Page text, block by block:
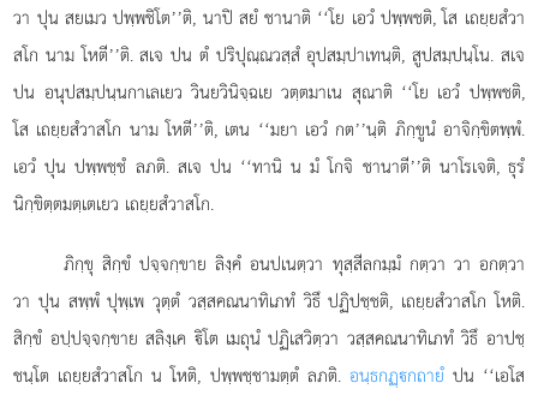
วา ปุน สยเมว ปพฺพชิโต’’ติ, นาปิ สยํ ชานาติ ‘‘โย เอวํ ปพฺพชติ, โส เถยฺยสํวา
สโก นาม โหตี’’ติ. สเจ ปน ตํ ปริปุณฺณวสฺสํ อุปสมฺปาเทนฺติ, สูปสมฺปนฺโน. สเจ
ปน อนุปสมฺปนฺนกาเลเยว วินยวินิจฺฉเย วตฺตมาเน สุณาติ ‘‘โย เอวํ ปพฺพชติ,
โส เถยฺยสํวาสโก นาม โหตี’’ติ, เตน ‘‘มยา เอวํ กต’’นฺติ ภิกฺขูนํ อาจิกฺขิตพฺพํ.
เอวํ ปุน ปพฺพชฺชํ ลภติ. สเจ ปน ‘‘ทานิ น มํ โกจิ ชานาตี’’ติ นาโรเจติ, ธุรํ
นิกฺขิตฺตมตฺเตเยว เถยฺยสํวาสโก.
ภิกฺขุ สิกฺขํ ปจฺจกฺขาย ลิงฺคํ อนปเนตฺวา ทุสฺสีลกมฺมํ กตฺวา วา อกตฺวา
วา ปุน สพฺพํ ปุพฺเพ วุตฺตํ วสฺสคณนาทิเภทํ วิธึ ปฏิปชฺชติ, เถยฺยสํวาสโก โหติ.
สิกฺขํ อปฺปจฺจกฺขาย สลิงฺเค ิโต เมถุนํ ปฏิเสวิตฺวา วสฺสคณนาทิเภทํ วิธึ อาปชฺ
ชนฺโต เถยฺยสํวาสโก น โหติ, ปพฺพชฺชามตฺตํ ลภติ. อนฺธกฏฺกถายํปน ‘‘เอโส